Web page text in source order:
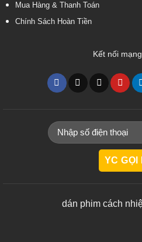
Mua Hàng & Thanh Toán
Chính Sách Hoàn Tiền
Kết nối
dán phim cách